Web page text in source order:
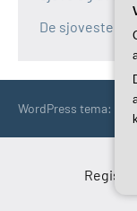
De sjoveste
WordPress tema: